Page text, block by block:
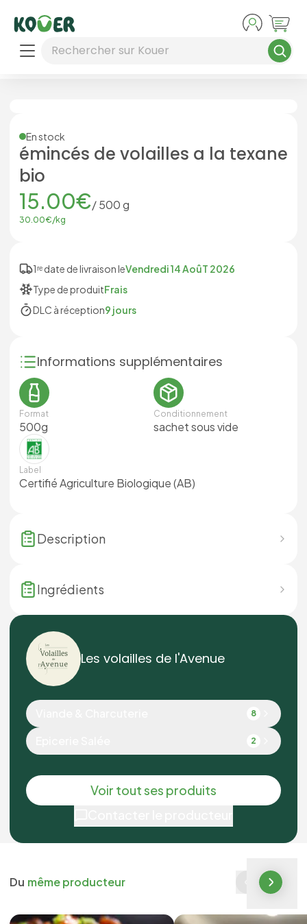
Rechercher sur Kouer
En stock
émincés de volailles a la texane
bio
15.00€/500g
30.00€/kg
1ʳᵉ date de livraison leVendredi 14 AoûT 2026
Type de produitFrais
DLC à réception9 jours
Informations supplémentaires
Format
500g
Conditionnement
sachet sous vide
Label
Certifié Agriculture Biologique (AB)
Description
Ingrédients
Les volailles de l'Avenue
8
2
Voir tout ses produits
Du même producteur